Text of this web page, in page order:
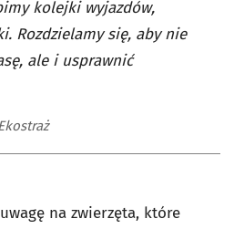
kolejki wyjazdów,
Rozdzielamy się, aby nie
ale i usprawnić
na zwierzęta, które